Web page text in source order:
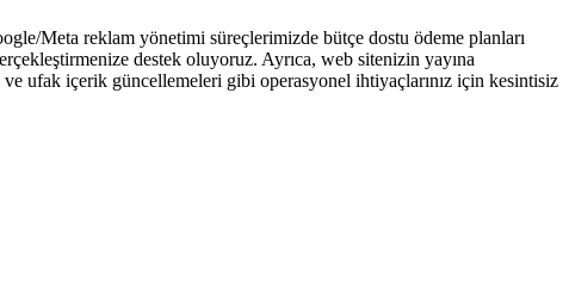
Meta reklam yönetimi süreçlerimizde bütçe dostu ödeme planları
destek oluyoruz. Ayrıca, web sitenizin yayına
ve ufak içerik güncellemeleri gibi operasyonel ihtiyaçlarınız için kesintisiz